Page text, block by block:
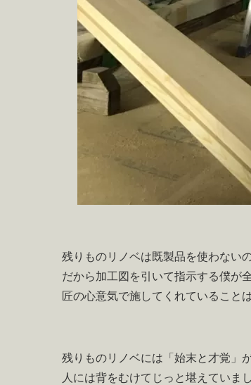
残りものリノベは既製品を使わない
だから加工図を引いて指示する僕が
匠の心意気で施してくれていること
残りものリノベには「始末と才覚」
人には背をむけてじっと堪えていまし